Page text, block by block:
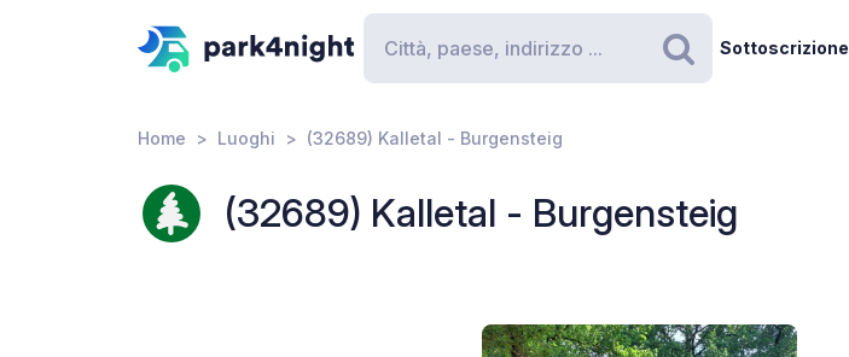
Ricerca
Sottoscrizione
Home Luoghi (32689) Kalletal - Burgensteig
(32689) Kalletal - Burgensteig